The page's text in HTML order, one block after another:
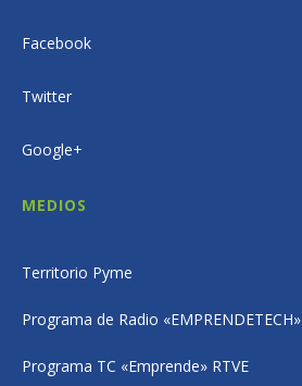
Facebook
Twitter
Google+
MEDIOS
Territorio Pyme
Programa de Radio «EMPRENDETECH»
Programa TC «Emprende» RTVE